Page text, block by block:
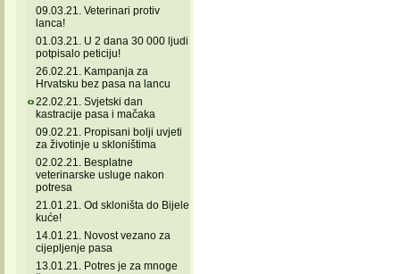
09.03.21. Veterinari protiv
lanca!
01.03.21. U 2 dana 30 000 ljudi
potpisalo peticiju!
26.02.21. Kampanja za
Hrvatsku bez pasa na lancu
22.02.21. Svjetski dan
kastracije pasa i mačaka
09.02.21. Propisani bolji uvjeti
za životinje u skloništima
02.02.21. Besplatne
veterinarske usluge nakon
potresa
21.01.21. Od skloništa do Bijele
kuće!
14.01.21. Novost vezano za
cijepljenje pasa
13.01.21. Potres je za mnoge